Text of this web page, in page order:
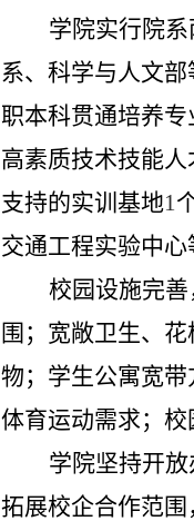
学院实行院
系、科学与人文
职本科贯通培养专
高素质技术技能
支持的实训基地1
交通工程实验中心
校园设施完
围；宽敞卫生、
物；学生公寓宽
体育运动需求；校
学院坚持开
拓展校企合作范